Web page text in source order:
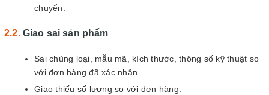
chuyển.
Giao sai sản phẩm
Sai chủng loại, mẫu mã, kích thước, thông số kỹ thuật so
với đơn hàng đã xác nhận.
Giao thiếu số lượng so với đơn hàng.